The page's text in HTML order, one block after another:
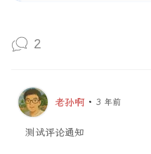
2
老孙啊 3 年前
测试评论通知